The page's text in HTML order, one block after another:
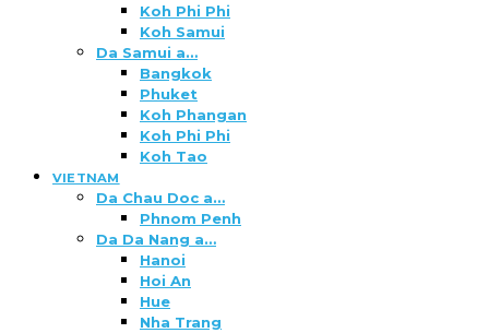
Koh Phi Phi
Koh Samui
Da Samui a…
Bangkok
Phuket
Koh Phangan
Koh Phi Phi
Koh Tao
VIETNAM
Da Chau Doc a…
Phnom Penh
Da Da Nang a…
Hanoi
Hoi An
Hue
Nha Trang